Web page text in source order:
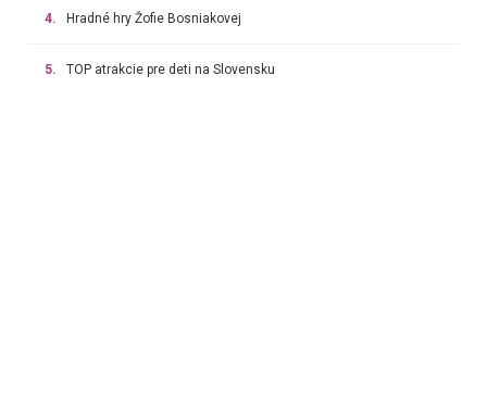
4. Hradné hry Žofie Bosniakovej
5. TOP atrakcie pre deti na Slovensku